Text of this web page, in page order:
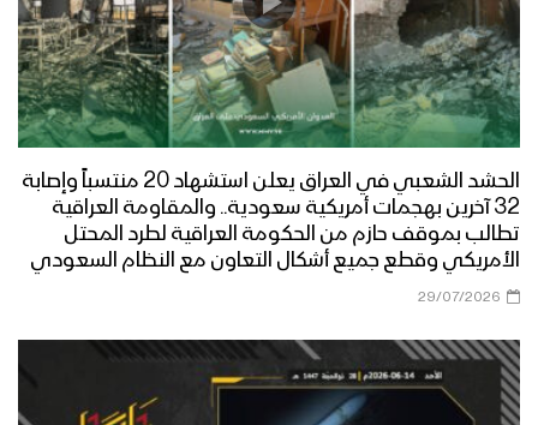
الحشد الشعبي في العراق يعلن استشهاد 20 منتسباً وإصابة
32 آخرين بهجمات أمريكية سعودية.. والمقاومة العراقية
تطالب بموقف حازم من الحكومة العراقية لطرد المحتل
الأمريكي وقطع جميع أشكال التعاون مع النظام السعودي
29/07/2026